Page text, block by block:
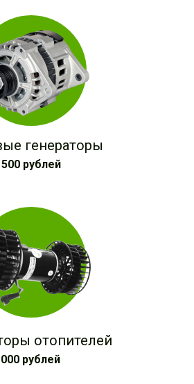
генераторы
рублей
отопителей
рублей